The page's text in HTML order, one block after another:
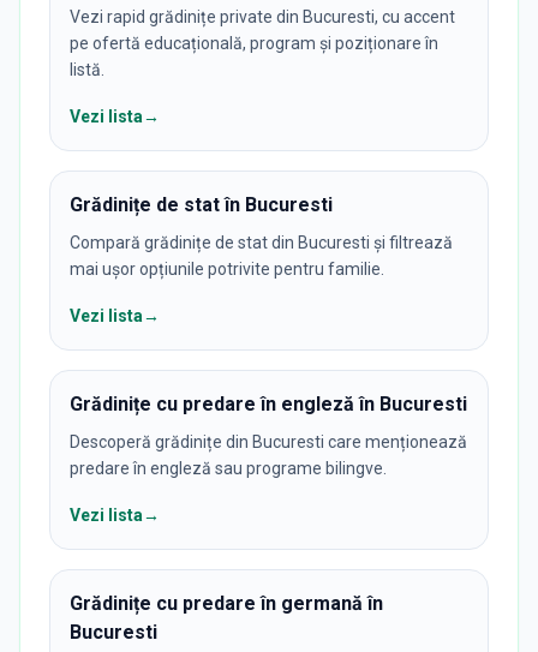
Vezi rapid grădinițe private din Bucuresti, cu accent
pe ofertă educațională, program și poziționare în
listă.
Vezi lista→
Grădinițe de stat în Bucuresti
Compară grădinițe de stat din Bucuresti și filtrează
mai ușor opțiunile potrivite pentru familie.
Vezi lista→
Grădinițe cu predare în engleză în Bucuresti
Descoperă grădinițe din Bucuresti care menționează
predare în engleză sau programe bilingve.
Vezi lista→
Grădinițe cu predare în germană în
Bucuresti